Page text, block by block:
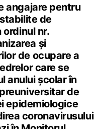
angajare pentru
de
nr.
și
de ocupare a
care se
anului școlar în
de
epidemiologice
coronavirusului